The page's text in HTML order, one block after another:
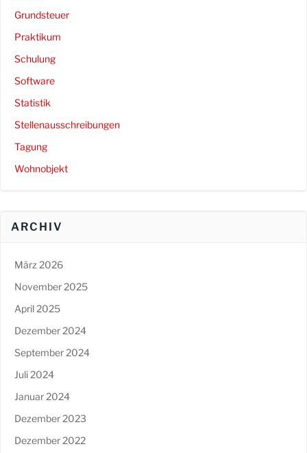
Grundsteuer
Praktikum
Schulung
Software
Statistik
Stellenausschreibungen
Tagung
Wohnobjekt
ARCHIV
März 2026
November 2025
April 2025
Dezember 2024
September 2024
Juli 2024
Januar 2024
Dezember 2023
Dezember 2022